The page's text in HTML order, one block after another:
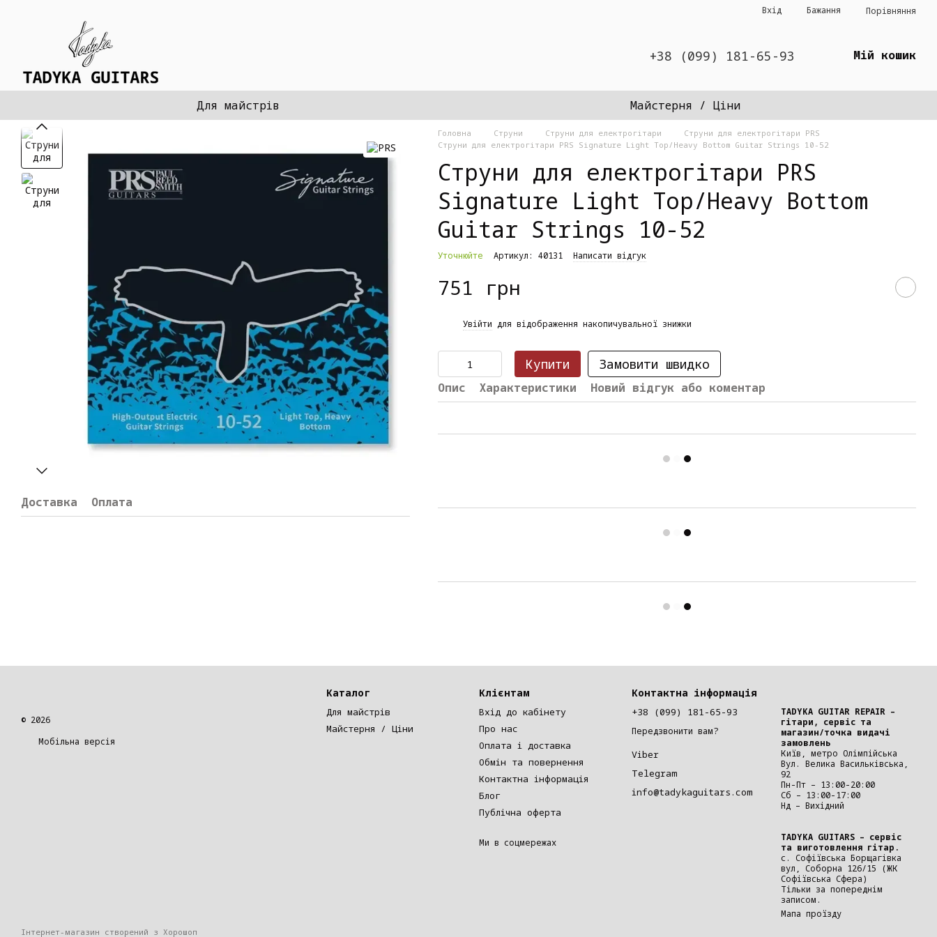
Вхід Бажання Порівняння
+38 (099) 181-65-93 Мій кошик
Для майстрів Майстерня / Ціни
Доставка Оплата
Головна Струни Струни для електрогітари
Струни для електрогітари PRS
Струни для електрогітари PRS Signature Light Top/Heavy Bottom Guitar Strings 10-52
Струни для електрогітари PRS
Signature Light Top/Heavy Bottom
Guitar Strings 10-52
Уточнюйте Артикул: 40131 Написати відгук
751 грн
Увійти для відображення накопичувальної знижки
Купити Замовити швидко
Опис Характеристики Новий відгук або коментар
© 2026
Мобільна версія
Інтернет-магазин створений з Хорошоп
Каталог
Для майстрів
Майстерня / Ціни
Клієнтам
Вхід до кабінету
Про нас
Оплата і доставка
Обмін та повернення
Контактна інформація
Блог
Публічна оферта
Ми в соцмережах
Контактна інформація
+38 (099) 181-65-93
Передзвонити вам?
Viber
Telegram
info@tadykaguitars.com
TADYKA GUITAR REPAIR –
гітари, сервіс та
магазин/точка видачі
замовлень
Київ, метро Олімпійська
Вул. Велика Васильківська,
92
Пн-Пт – 13:00-20:00
Сб – 13:00-17:00
Нд – Вихідний
TADYKA GUITARS – сервіс
та виготовлення гітар.
с. Софіївська Борщагівка
вул, Соборна 126/15 (ЖК
Софіївська Сфера)
Тільки за попереднім
записом.
Мапа проїзду